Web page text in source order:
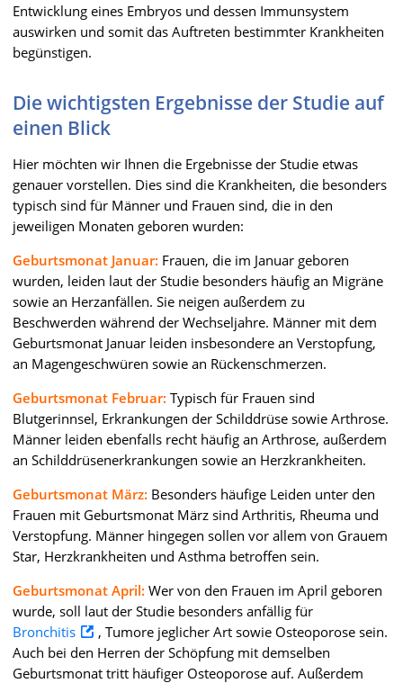
Entwicklung eines Embryos und dessen Immunsystem
auswirken und somit das Auftreten bestimmter Krankheiten
begünstigen.
Die wichtigsten Ergebnisse der Studie auf
einen Blick
Hier möchten wir Ihnen die Ergebnisse der Studie etwas
genauer vorstellen. Dies sind die Krankheiten, die besonders
typisch sind für Männer und Frauen sind, die in den
jeweiligen Monaten geboren wurden:
Geburtsmonat Januar: Frauen, die im Januar geboren
wurden, leiden laut der Studie besonders häufig an Migräne
sowie an Herzanfällen. Sie neigen außerdem zu
Beschwerden während der Wechseljahre. Männer mit dem
Geburtsmonat Januar leiden insbesondere an Verstopfung,
an Magengeschwüren sowie an Rückenschmerzen.
Geburtsmonat Februar: Typisch für Frauen sind
Blutgerinnsel, Erkrankungen der Schilddrüse sowie Arthrose.
Männer leiden ebenfalls recht häufig an Arthrose, außerdem
an Schilddrüsenerkrankungen sowie an Herzkrankheiten.
Geburtsmonat März: Besonders häufige Leiden unter den
Frauen mit Geburtsmonat März sind Arthritis, Rheuma und
Verstopfung. Männer hingegen sollen vor allem von Grauem
Star, Herzkrankheiten und Asthma betroffen sein.
Geburtsmonat April: Wer von den Frauen im April geboren
wurde, soll laut der Studie besonders anfällig für
Bronchitis
, Tumore jeglicher Art sowie Osteoporose sein.
Auch bei den Herren der Schöpfung mit demselben
Geburtsmonat tritt häufiger Osteoporose auf. Außerdem